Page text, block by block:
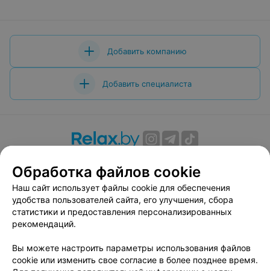
Добавить компанию
Добавить специалиста
Вакансии
Публичный договор
Способы оплаты
Публичный договор по использованию сервиса
«Афиша»
Пользовательское соглашение
Связаться по вопросам сотрудничества
Обработка файлов cookie
Наш сайт использует файлы cookie для обеспечения
удобства пользователей сайта, его улучшения, сбора
статистики и предоставления персонализированных
рекомендаций.
Вы можете настроить параметры использования файлов
cookie или изменить свое согласие в более позднее время.